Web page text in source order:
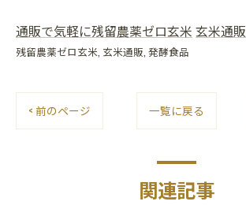
通販で気軽に残留農薬ゼロ玄米 玄米通販
残留農薬ゼロ玄米 玄米通販 発酵食品
< 前のページ 一覧に戻る
関連記事